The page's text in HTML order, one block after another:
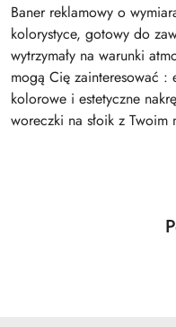
Baner reklamowy o
kolorystyce, gotowy do
wytrzymały na warunki
mogą Cię zainteresować :
kolorowe i estetyczne
woreczki na słoik z Twoim
Pomiń karuzelę